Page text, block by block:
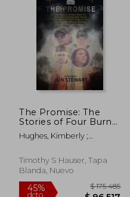
45%
dcto.
$ 233.518
$ 128.435
The Promise: The
Stories of Four Burn
Pit Survivor Families
Who Found
Fight to Win the
Largest Veteran
Hughes, Kimberly ;
Gina
Timothy S Hauser, Tapa
Blanda, Nuevo